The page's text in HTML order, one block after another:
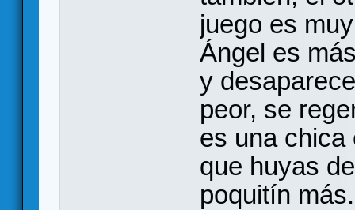
juego es
Ángel es
y
peor, se
es una chica
que huyas
poquitín